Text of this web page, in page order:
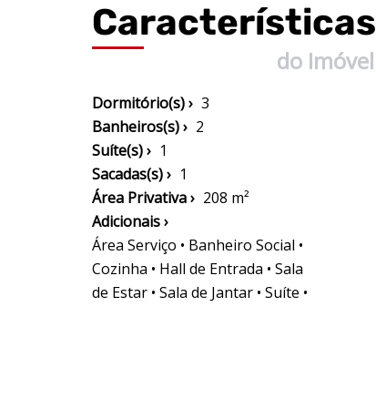
Características
do Imóvel
Dormitório(s) › 3
Banheiros(s) › 2
Suíte(s) › 1
Sacadas(s) › 1
Área Privativa › 208 m²
Adicionais ›
Área Serviço • Banheiro Social •
Cozinha • Hall de Entrada • Sala
de Estar • Sala de Jantar • Suíte •